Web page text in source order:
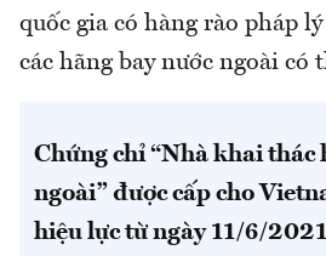
quốc gia có hàng rào pháp
các hãng bay nước ngoài có
Chứng chỉ “Nhà khai thác
ngoài” được cấp cho
hiệu lực từ ngày 11/6/